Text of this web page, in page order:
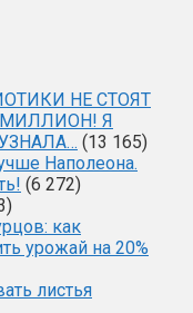
НЕ СТОЯТ
МИЛЛИОН! Я
(13 165)
Наполеона.
(6 272)
как
урожай на 20%
листья